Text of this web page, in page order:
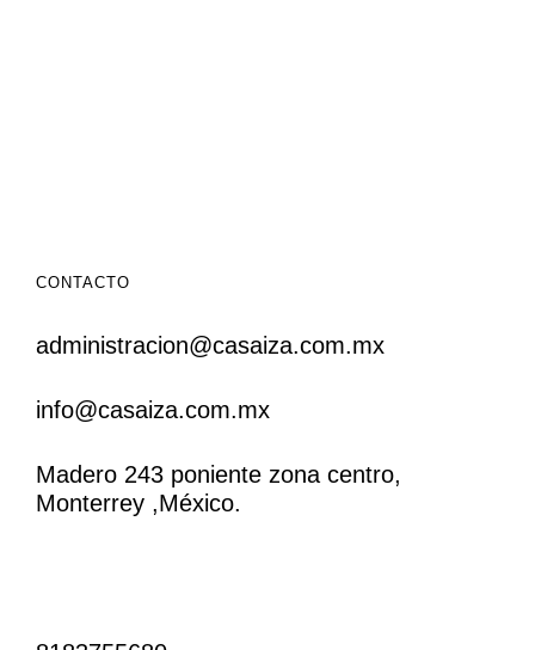
CONTACTO
administracion@casaiza.com.mx
info@casaiza.com.mx
Madero 243 poniente zona centro,
Monterrey ,México.